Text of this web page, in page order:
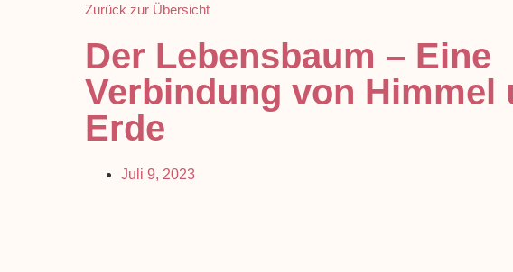
Zurück zur Übersicht
Der Lebensbaum – Eine
Verbindung von Himmel
Erde
Juli 9, 2023